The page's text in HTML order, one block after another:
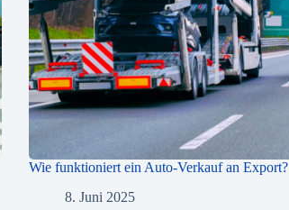
Wie funktioniert ein Auto-Verkauf an Export?
8. Juni 2025